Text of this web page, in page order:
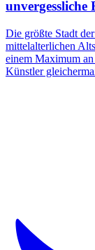
unvergessliche
Die größte Stadt
mittelalterlichen
einem Maximum
Künstler